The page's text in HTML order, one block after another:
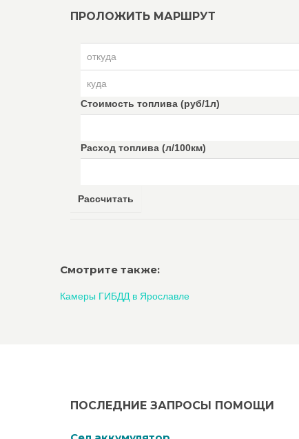
ПРОЛОЖИТЬ МАРШРУТ
Стоимость топлива (руб/1л)
Расход топлива (л/100км)
Рассчитать
Смотрите также:
Камеры ГИБДД в Ярославле
ПОСЛЕДНИЕ ЗАПРОСЫ ПОМОЩИ